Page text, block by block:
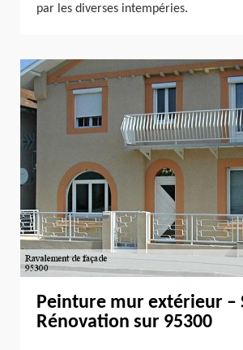
par les diverses intempéries.
Peinture mur extérieur –
Rénovation sur 95300